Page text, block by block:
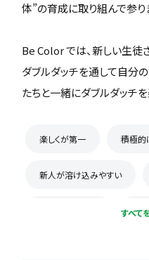
体”の育成に取り組んで参り
Be Color では、新しい生徒
ダブルダッチを通して自分
たちと一緒にダブルダッチ
楽しくが第一 積極的
新人が溶け込みやすい
週